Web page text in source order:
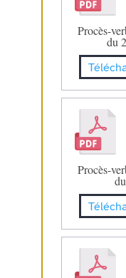
Procès-
du
Procès-